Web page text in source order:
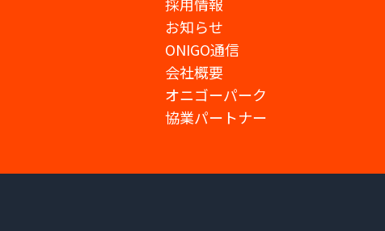
お知らせ
ONIGO通信
会社概要
オニゴーパーク
協業パートナー